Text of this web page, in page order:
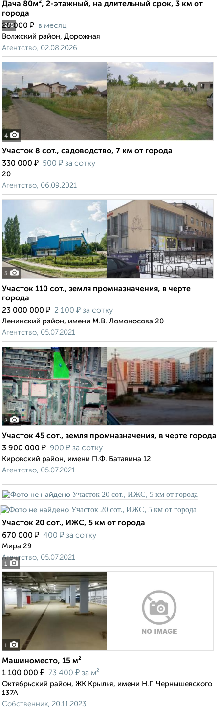
2/8
Дача 80м², 2-этажный, на длительный срок, 3 км от
города
20 000 ₽ в месяц
Волжский район, Дорожная
Агентство, 02.08.2026
4
Участок 8 сот., садоводство, 7 км от города
330 000 ₽ 500 ₽ за сотку
20
Агентство, 06.09.2021
3
Участок 110 сот., земля промназначения, в черте
города
23 000 000 ₽ 2 100 ₽ за сотку
Ленинский район, имени М.В. Ломоносова 20
Агентство, 05.07.2021
2
Участок 45 сот., земля промназначения, в черте города
3 900 000 ₽ 900 ₽ за сотку
Кировский район, имени П.Ф. Батавина 12
Агентство, 05.07.2021
1
Участок 20 сот., ИЖС, 5 км от города
670 000 ₽ 400 ₽ за сотку
Мира 29
Агентство, 05.07.2021
1
Машиноместо, 15 м²
1 100 000 ₽ 73 400 ₽ за м²
Октябрьский район, ЖК Крылья, имени Н.Г. Чернышевского
137А
Собственник, 20.11.2023